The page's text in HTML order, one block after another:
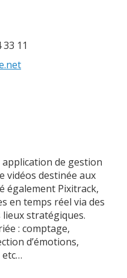
11
de gestion
vidéos destinée aux
également Pixitrack,
en temps réel via des
lieux stratégiques.
: comptage,
d’émotions,
etc…